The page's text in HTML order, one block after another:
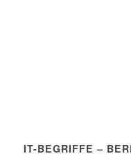
IT-BEGRIFFE –